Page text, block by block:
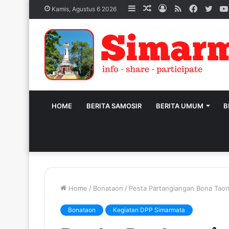
Kamis, Agustus 6 2026 Sidebar
Acak LogRSS
HOME BERITA SAMOSIR BERITA UMUM
Home / Bonataon / Pesta Partangiangan Bona
Bonataon Kegiatan DPP Simarmata